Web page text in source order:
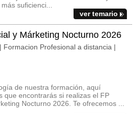
suficienci...
ver temario
y Márketing Nocturno 2026
Formacion Profesional a distancia |
de nuestra formación, aquí
que encontrarás si realizas el FP
Nocturno 2026. Te ofrecemos ...